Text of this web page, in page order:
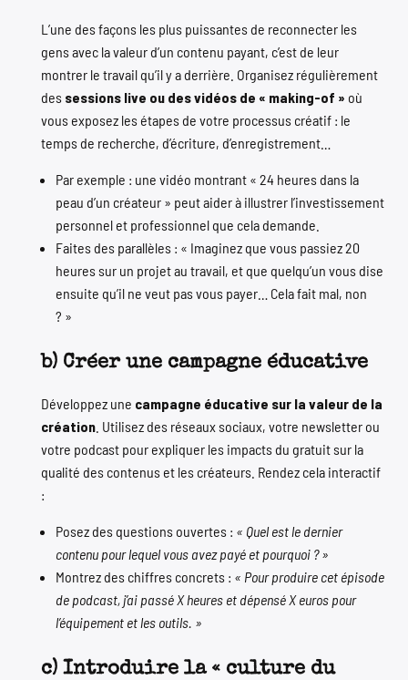
L’une des façons les plus puissantes de reconnecter les
gens avec la valeur d’un contenu payant, c’est de leur
montrer le travail qu’il y a derrière. Organisez régulièrement
des sessions live ou des vidéos de « making-of » où
vous exposez les étapes de votre processus créatif : le
temps de recherche, d’écriture, d’enregistrement…
Par exemple : une vidéo montrant « 24 heures dans la
peau d’un créateur » peut aider à illustrer l’investissement
personnel et professionnel que cela demande.
Faites des parallèles : « Imaginez que vous passiez 20
heures sur un projet au travail, et que quelqu’un vous dise
ensuite qu’il ne veut pas vous payer… Cela fait mal, non
? »
b) Créer une campagne éducative
Développez une campagne éducative sur la valeur de la
création. Utilisez des réseaux sociaux, votre newsletter ou
votre podcast pour expliquer les impacts du gratuit sur la
qualité des contenus et les créateurs. Rendez cela interactif
:
Posez des questions ouvertes : « Quel est le dernier
contenu pour lequel vous avez payé et pourquoi ? »
Montrez des chiffres concrets : « Pour produire cet épisode
de podcast, j’ai passé X heures et dépensé X euros pour
l’équipement et les outils. »
c) Introduire la « culture du